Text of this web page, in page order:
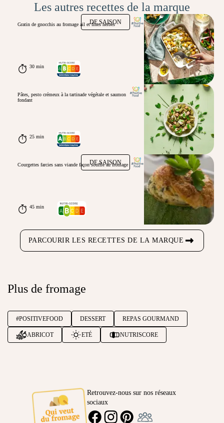
Les autres recettes de la marque
DE SAISON
Gratin de gnocchis au fromage ail et fines herbes
30 min
Pâtes, pesto crémeux à la tartinade végétale et saumon
fondant
25 min
DE SAISON
Courgettes farcies sans viande façon soufflé au fromage
45 min
PARCOURIR LES RECETTES DE LA MARQUE
Plus de fromage
#POSITIVEFOOD DESSERT REPAS GOURMAND
ABRICOT ETÉ NUTRISCORE
Retrouvez-nous sur nos réseaux
sociaux
FACEBOOKINSTAGRAMPINTEREST